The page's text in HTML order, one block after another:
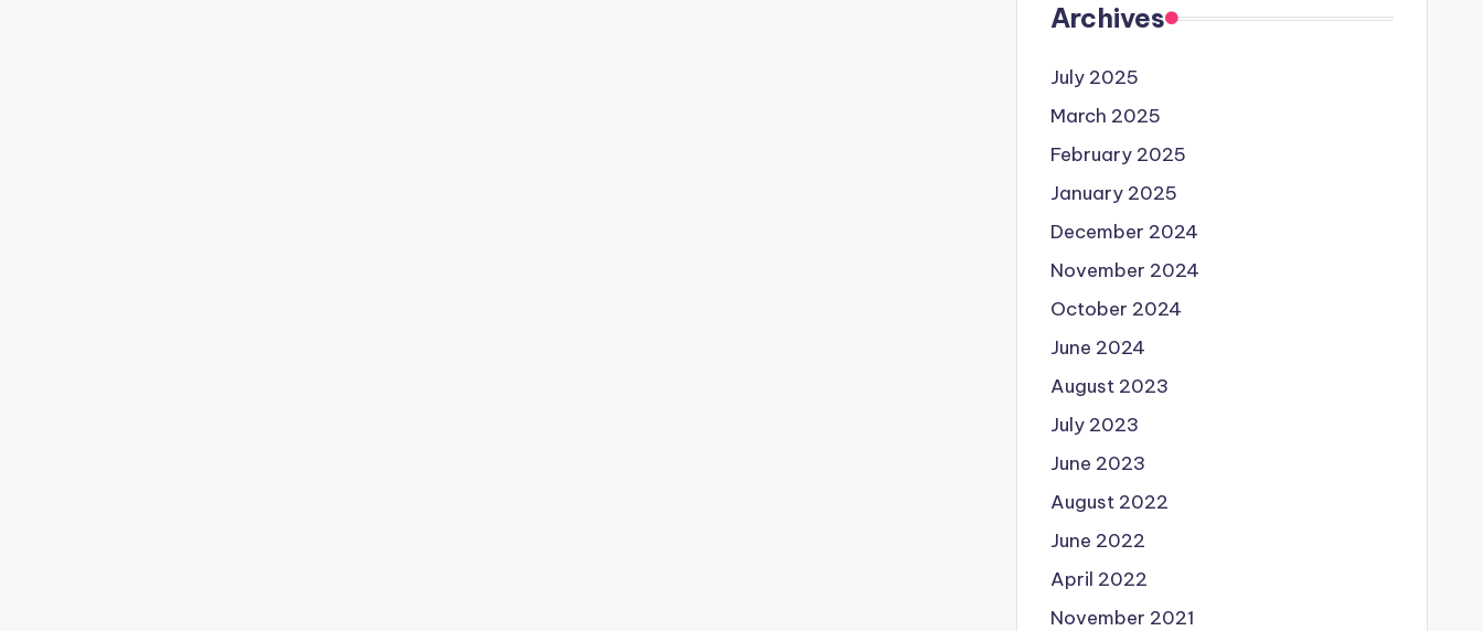
Archives
July 2025
March 2025
February 2025
January 2025
December 2024
November 2024
October 2024
June 2024
August 2023
July 2023
June 2023
August 2022
June 2022
April 2022
November 2021